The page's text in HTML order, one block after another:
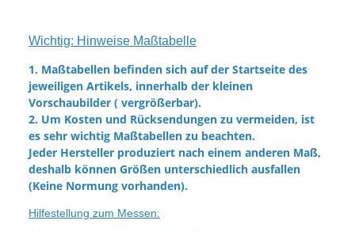
Wichtig: Hinweise Maßtabelle
1. Maßtabellen befinden sich auf der Startseite des
jeweiligen Artikels, innerhalb der kleinen
Vorschaubilder ( vergrößerbar).
2. Um Kosten und Rücksendungen zu vermeiden, ist
es sehr wichtig Maßtabellen zu beachten.
Jeder Hersteller produziert nach einem anderen Maß,
deshalb können Größen unterschiedlich ausfallen
(Keine Normung vorhanden).
Hilfestellung zum Messen: